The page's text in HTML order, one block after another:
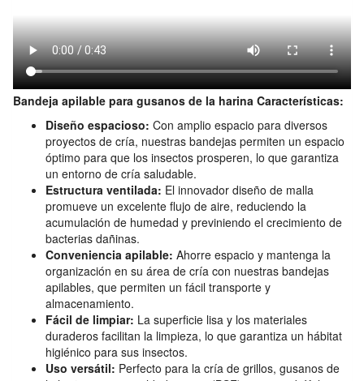
Bandeja apilable para gusanos de la harina Características:
Diseño espacioso: Con amplio espacio para diversos
proyectos de cría, nuestras bandejas permiten un espacio
óptimo para que los insectos prosperen, lo que garantiza
un entorno de cría saludable.
Estructura ventilada: El innovador diseño de malla
promueve un excelente flujo de aire, reduciendo la
acumulación de humedad y previniendo el crecimiento de
bacterias dañinas.
Conveniencia apilable: Ahorre espacio y mantenga la
organización en su área de cría con nuestras bandejas
apilables, que permiten un fácil transporte y
almacenamiento.
Fácil de limpiar: La superficie lisa y los materiales
duraderos facilitan la limpieza, lo que garantiza un hábitat
higiénico para sus insectos.
Uso versátil: Perfecto para la cría de grillos, gusanos de